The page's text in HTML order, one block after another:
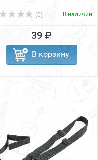
(0) В наличии
39 ₽
В корзину